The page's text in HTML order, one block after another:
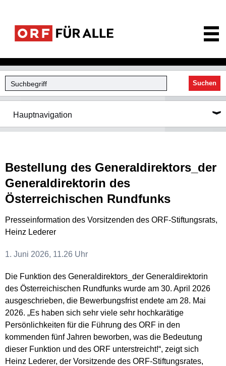
Suchen
Hauptnavigation
Bestellung des Generaldirektors_der
Generaldirektorin des
Österreichischen Rundfunks
Presseinformation des Vorsitzenden des ORF-Stiftungsrats,
Heinz Lederer
1. Juni 2026, 11.26 Uhr
Die Funktion des Generaldirektors_der Generaldirektorin
des Österreichischen Rundfunks wurde am 30. April 2026
ausgeschrieben, die Bewerbungsfrist endete am 28. Mai
2026. „Es haben sich sehr viele sehr hochkarätige
Persönlichkeiten für die Führung des ORF in den
kommenden fünf Jahren beworben, was die Bedeutung
dieser Funktion und des ORF unterstreicht!“, zeigt sich
Heinz Lederer, der Vorsitzende des ORF-Stiftungsrates,